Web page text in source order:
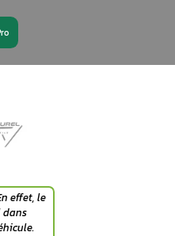
Search
for: